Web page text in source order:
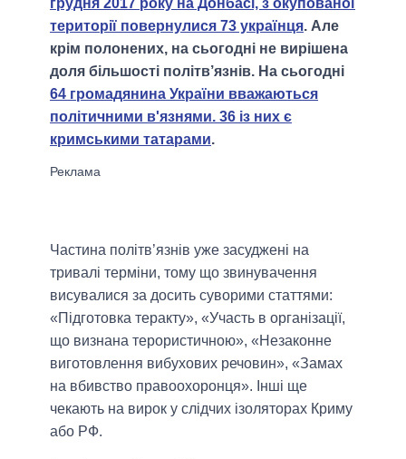
території повернулися 73 українця. Але
крім полонених, на сьогодні не вирішена
доля більшості політв’язнів. На сьогодні
64 громадянина України вважаються
політичними в'язнями. 36 із них є
кримськими татарами.
Частина політв’язнів уже засуджені на
тривалі терміни, тому що звинувачення
висувалися за досить суворими статтями:
«Підготовка теракту», «Участь в організації,
що визнана терористичною», «Незаконне
виготовлення вибухових речовин», «Замах
на вбивство правоохоронця». Інші ще
чекають на вирок у слідчих ізоляторах Криму
або РФ.